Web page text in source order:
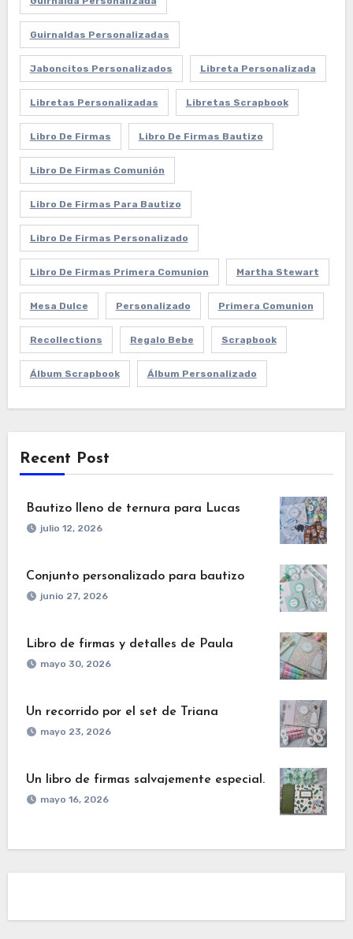
Guirnaldas Personalizadas
Jaboncitos Personalizados Libreta Personalizada
Libretas Personalizadas Libretas Scrapbook
Libro De Firmas Libro De Firmas Bautizo
Libro De Firmas Comunión
Libro De Firmas Para Bautizo
Libro De Firmas Personalizado
Libro De Firmas Primera Comunion Martha Stewart
Mesa Dulce Personalizado Primera Comunion
Recollections Regalo Bebe Scrapbook
Álbum Scrapbook Álbum Personalizado
Recent Post
Bautizo lleno de ternura para Lucas
julio 12, 2026
Conjunto personalizado para bautizo
junio 27, 2026
Libro de firmas y detalles de Paula
mayo 30, 2026
Un recorrido por el set de Triana
mayo 23, 2026
Un libro de firmas salvajemente especial.
mayo 16, 2026